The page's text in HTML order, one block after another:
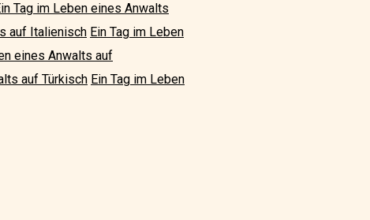
Tag im Leben eines Anwalts
auf Italienisch Ein Tag im Leben
eines Anwalts auf
auf Türkisch Ein Tag im Leben